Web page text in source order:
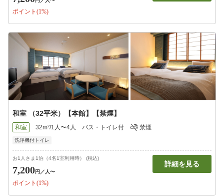
ポイント(1%)
和室 （32平米）【本館】【禁煙】
和室 32m²/1人〜4人 バス・トイレ付 禁煙
洗浄機付トイレ
お1人さま1泊（4名1室利用時） (税込)
7,200円 ／人〜
ポイント(1%)
詳細を見る